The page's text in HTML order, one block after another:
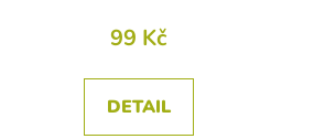
99 Kč
DETAIL